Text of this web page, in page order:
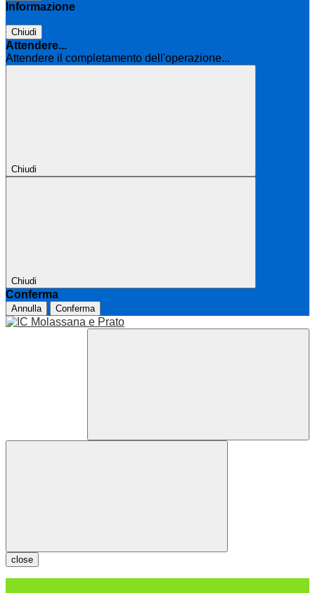
Informazione
Chiudi
Attendere...
Attendere il completamento dell'operazione...
Chiudi
Chiudi
Conferma
Annulla Conferma
close